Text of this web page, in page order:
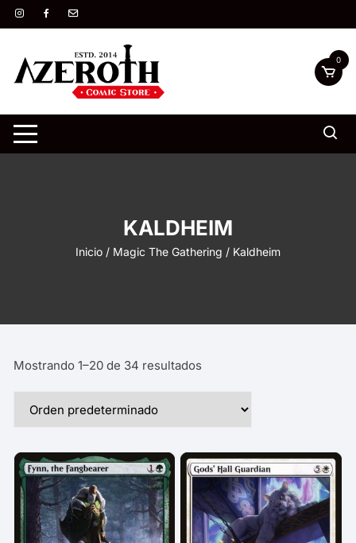
Saltar
al
0
KALDHEIM
Inicio/ Magic The Gathering / Kaldheim
Mostrando 1–20 de 34 resultados